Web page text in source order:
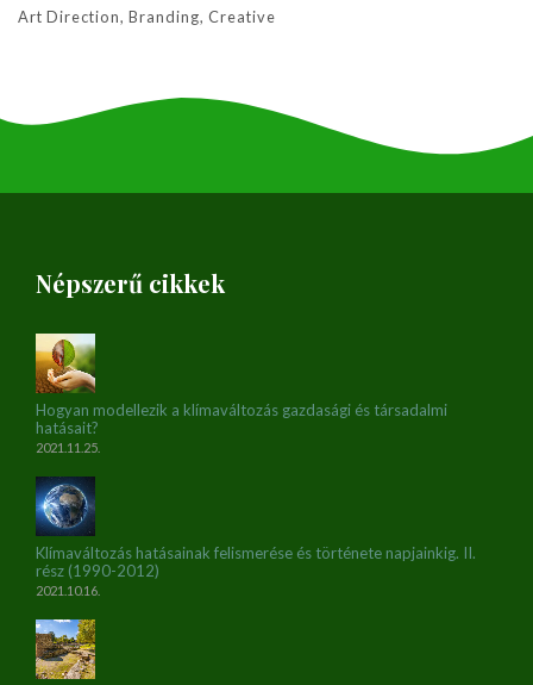
Art Direction, Branding, Creative
Népszerű cikkek
Hogyan modellezik a klímaváltozás gazdasági és társadalmi
hatásait?
2021.11.25.
Klímaváltozás hatásainak felismerése és története napjainkig. II.
rész (1990-2012)
2021.10.16.